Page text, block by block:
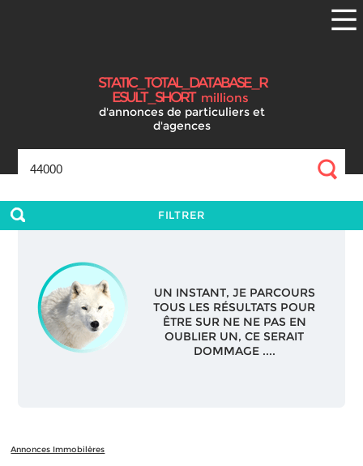
STAT
I
C_TOTA
L_DATABAS
E_R
ESUL
T_SHOR
T millions
d'annonces de particuliers et
d'agences
FILTRER
UN INSTANT, JE PARCOURS
TOUS LES RÉSULTATS POUR
ÊTRE SUR NE NE PAS EN
OUBLIER UN, CE SERAIT
DOMMAGE ....
Annonces Immobilères